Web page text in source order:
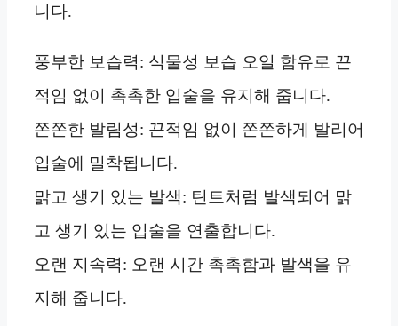
니다.
풍부한 보습력: 식물성 보습 오일 함유로 끈
적임 없이 촉촉한 입술을 유지해 줍니다.
쫀쫀한 발림성: 끈적임 없이 쫀쫀하게 발리어
입술에 밀착됩니다.
맑고 생기 있는 발색: 틴트처럼 발색되어 맑
고 생기 있는 입술을 연출합니다.
오랜 지속력: 오랜 시간 촉촉함과 발색을 유
지해 줍니다.